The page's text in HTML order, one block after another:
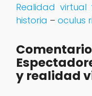
Realidad virtual
historia – oculus
y realidad